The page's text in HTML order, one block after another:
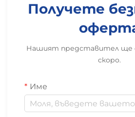
Получете
Нашият представител ще
скоро.
Име